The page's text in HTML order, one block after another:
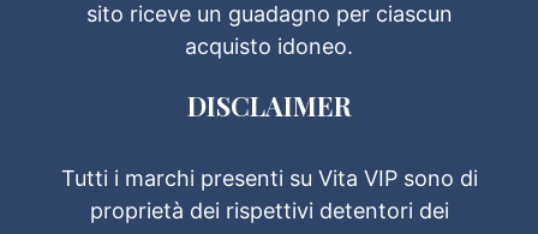
sito riceve un guadagno per ciascun
acquisto idoneo.
DISCLAIMER
Tutti i marchi presenti su Vita VIP sono di
proprietà dei rispettivi detentori dei